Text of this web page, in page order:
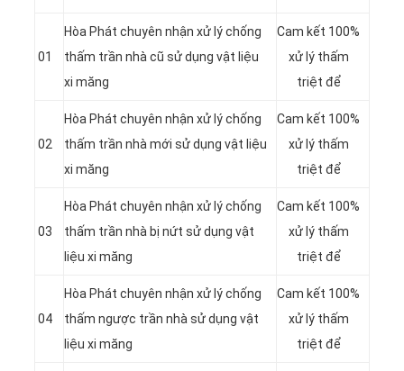
01
Hòa Phát chuyên nhận xử lý chống
thấm trần nhà cũ sử dụng vật liệu
xi măng
Cam kết 100%
xử lý thấm
triệt để
02
Hòa Phát chuyên nhận xử lý chống
thấm trần nhà mới sử dụng vật liệu
xi măng
Cam kết 100%
xử lý thấm
triệt để
03
Hòa Phát chuyên nhận xử lý chống
thấm trần nhà bị nứt sử dụng vật
liệu xi măng
Cam kết 100%
xử lý thấm
triệt để
04
Hòa Phát chuyên nhận xử lý chống
thấm ngược trần nhà sử dụng vật
liệu xi măng
Cam kết 100%
xử lý thấm
triệt để